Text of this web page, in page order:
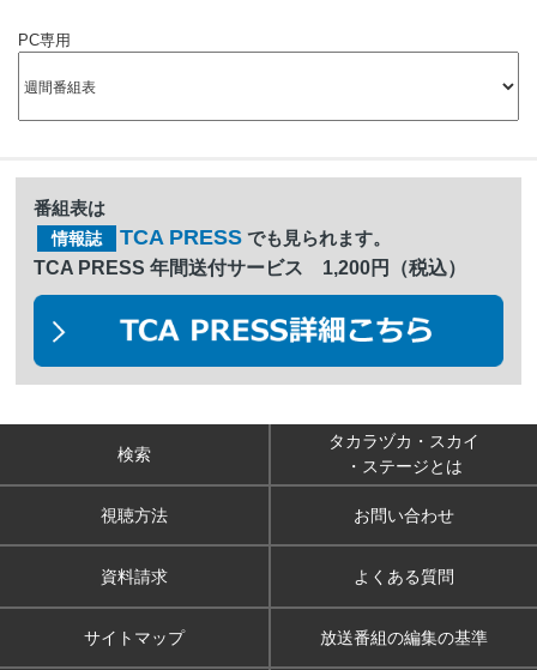
PC専用
番組表は
情報誌 TCA PRESS でも見られます。
TCA PRESS 年間送付サービス 1,200円（税込）
検索
タカラヅカ・スカイ
・ステージとは
視聴方法 お問い合わせ
資料請求 よくある質問
サイトマップ 放送番組の編集の基準